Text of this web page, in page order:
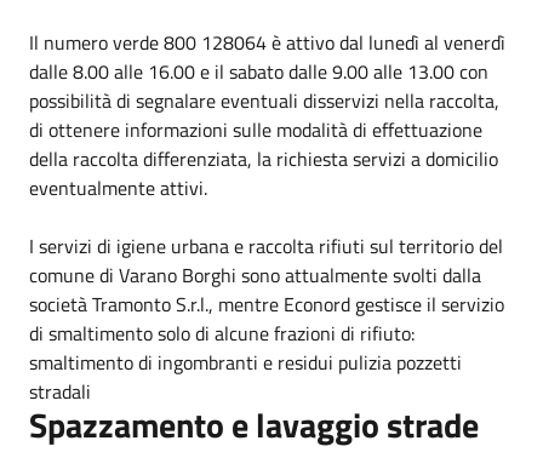
Il numero verde 800 128064 è attivo dal lunedì al venerdì
dalle 8.00 alle 16.00 e il sabato dalle 9.00 alle 13.00 con
possibilità di segnalare eventuali disservizi nella raccolta,
di ottenere informazioni sulle modalità di effettuazione
della raccolta differenziata, la richiesta servizi a domicilio
eventualmente attivi.
I servizi di igiene urbana e raccolta rifiuti sul territorio del
comune di Varano Borghi sono attualmente svolti dalla
società Tramonto S.r.l., mentre Econord gestisce il servizio
di smaltimento solo di alcune frazioni di rifiuto:
smaltimento di ingombranti e residui pulizia pozzetti
stradali
Spazzamento e lavaggio strade